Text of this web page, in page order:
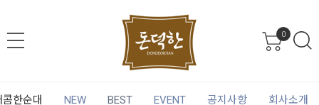
0
한순대 NEW BEST EVENT 공지사항 회사소개